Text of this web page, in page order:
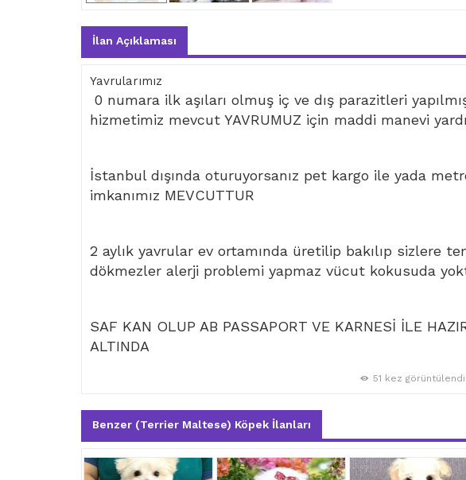
İlan Açıklaması
Yavrularımız
0 numara ilk aşıları olmuş iç ve dış parazitleri
hizmetimiz mevcut YAVRUMUZ için maddi manevi
İstanbul dışında oturuyorsanız pet kargo ile yada
imkanımız MEVCUTTUR
2 aylık yavrular ev ortamında üretilip bakılıp sizlere
dökmezler alerji problemi yapmaz vücut kokusuda
SAF KAN OLUP AB PASSAPORT VE KARNESİ İLE
ALTINDA
51 kez görüntülendi.
Benzer (Terrier Maltese) Köpek İlanları